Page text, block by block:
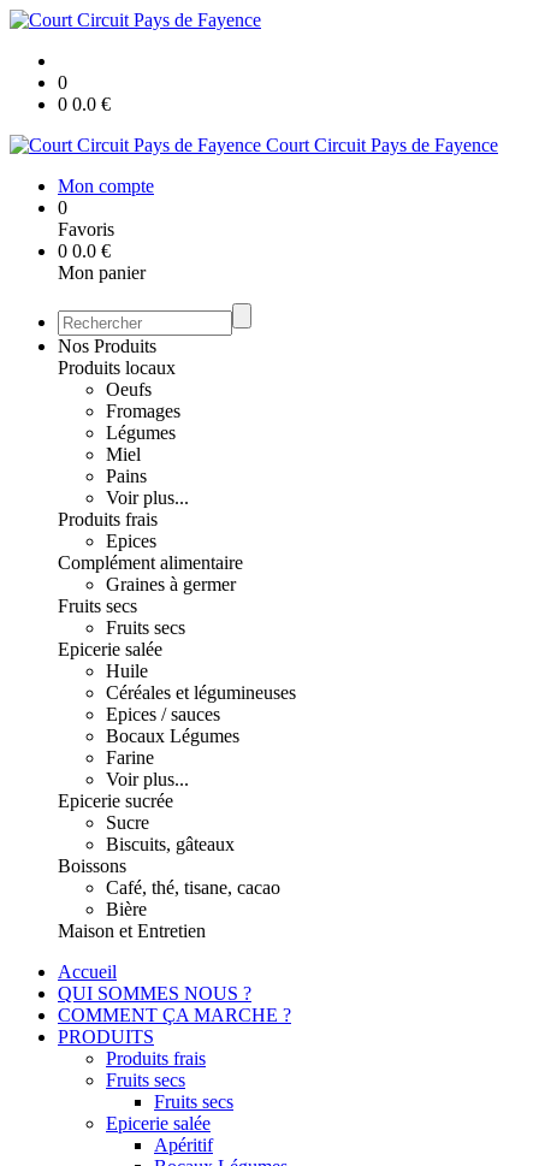
0
0 0.0 €
Court Circuit Pays de Fayence
Mon compte
0
Favoris
0 0.0 €
Mon panier
Nos Produits
Produits locaux
Oeufs
Fromages
Légumes
Miel
Pains
Voir plus...
Produits frais
Epices
Complément alimentaire
Graines à germer
Fruits secs
Fruits secs
Epicerie salée
Huile
Céréales et légumineuses
Epices / sauces
Bocaux Légumes
Farine
Voir plus...
Epicerie sucrée
Sucre
Biscuits, gâteaux
Boissons
Café, thé, tisane, cacao
Bière
Maison et Entretien
Accueil
QUI SOMMES NOUS ?
COMMENT ÇA MARCHE ?
PRODUITS
Produits frais
Fruits secs
Fruits secs
Epicerie salée
Apéritif